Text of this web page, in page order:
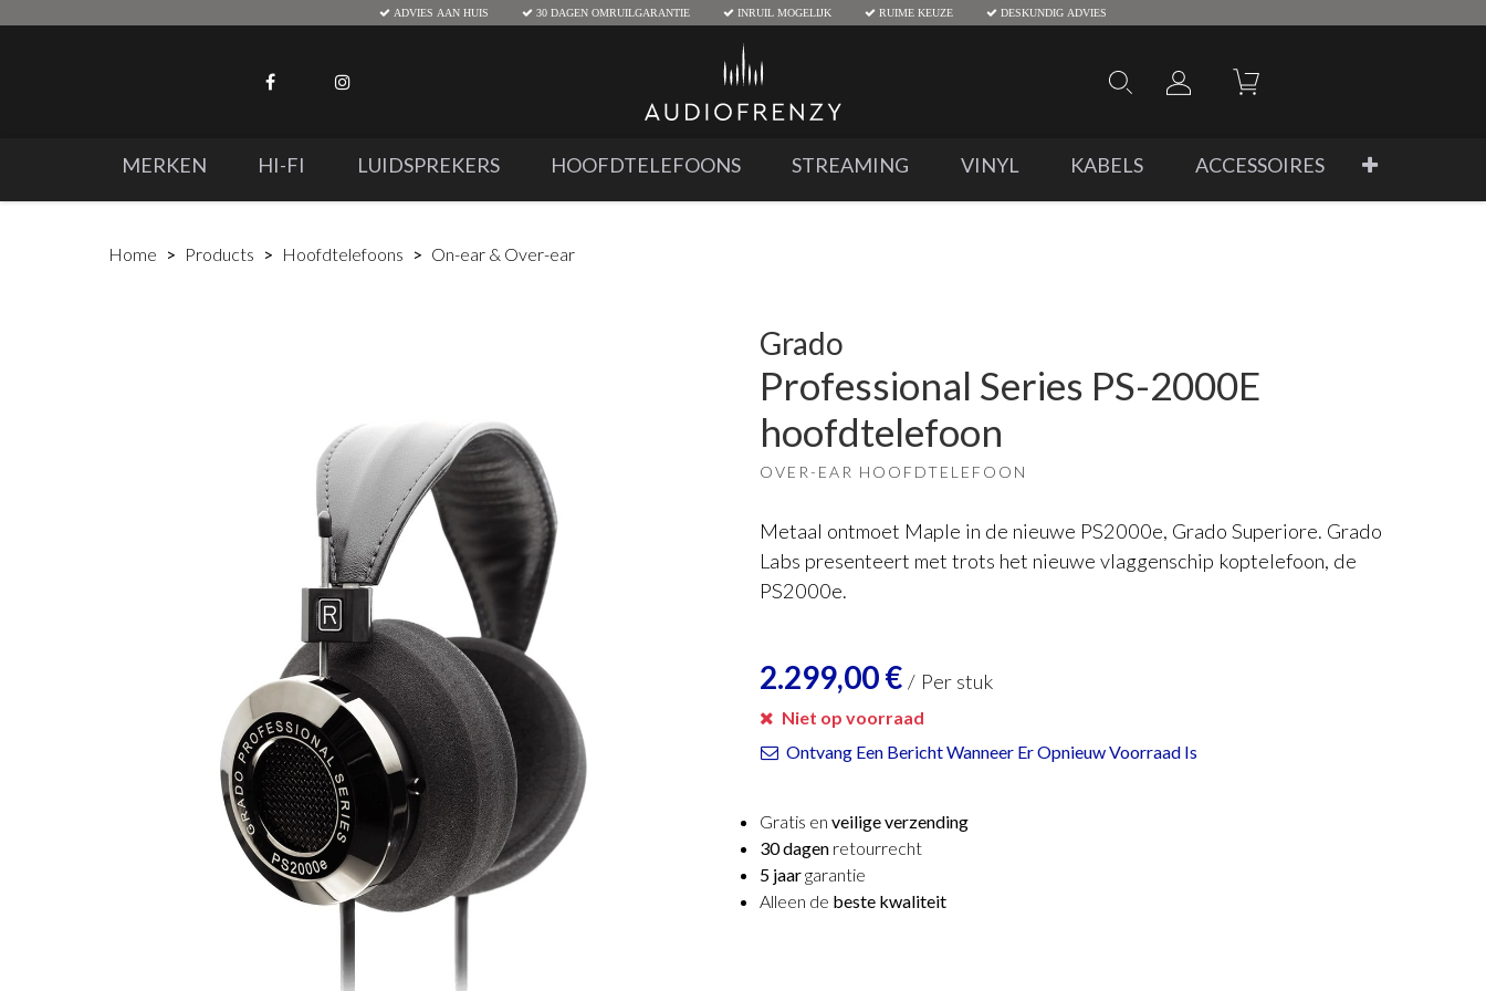
ADVIES AAN HUIS 30 DAGEN OMRUILGARANTIE INRUIL MOGELIJK RUIME KEUZE DESKUNDIG ADVIES
MERKEN HI-FI LUIDSPREKERS HOOFDTELEFOONS STREAMING VINYL KABELS ACCESSOIRES
Home Products Hoofdtelefoons On-ear & Over-ear
Grado
Professional Series PS-2000E
hoofdtelefoon
OVER-EAR HOOFDTELEFOON
Metaal ontmoet Maple in de nieuwe PS2000e, Grado Superiore. Grado
Labs presenteert met trots het nieuwe vlaggenschip koptelefoon, de
PS2000e.
2.299,00€ / Per stuk
Niet op voorraad
Ontvang Een Bericht Wanneer Er Opnieuw Voorraad Is
Gratis en veilige verzending
30 dagen retourrecht
5 jaargarantie
Alleen de beste kwaliteit